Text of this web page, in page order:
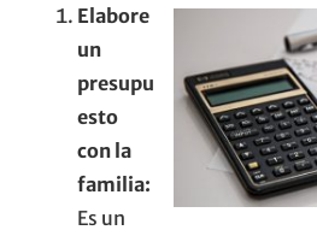
Elabore
un
presupu
esto
con la
familia:
Es un